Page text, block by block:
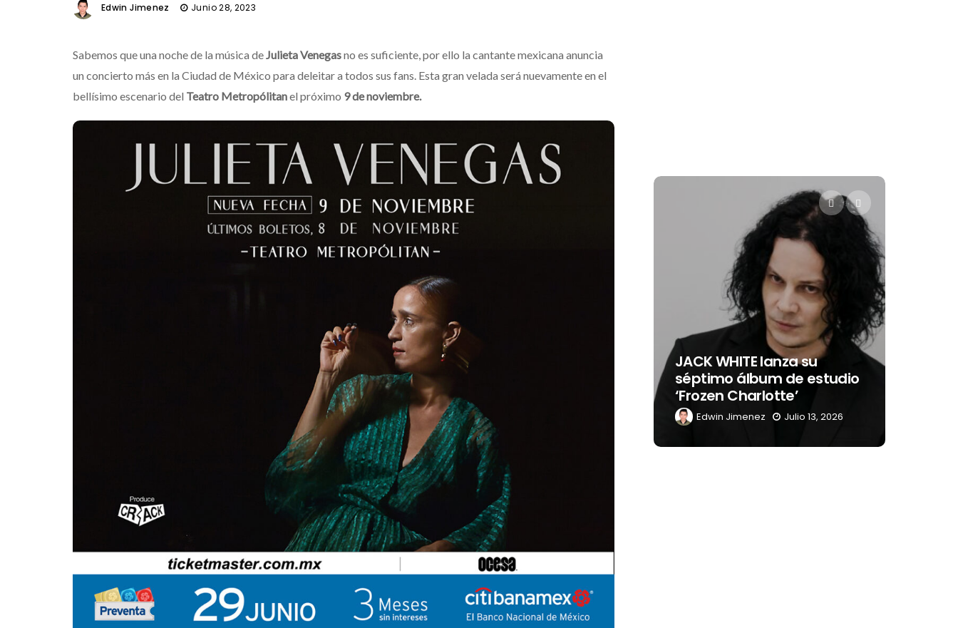
Edwin Jimenez Junio 28, 2023
Sabemos que una noche de la música de Julieta Venegasno es suficiente, por ello la cantante mexicana anuncia
un concierto más en la Ciudad de México para deleitar a todos sus fans. Esta gran velada será nuevamente en el
bellísimo escenario del Teatro Metropólitanel próximo 9 de noviembre.
Destino Dos Equis 2026: La
gran celebración sonora
que transformará las
noches de Boca del Río y
Mérida
Edwin Jimenez Julio 13, 2026
séptimo álbum de estudio
Levi’s® presenta a Belinda
como su nueva
embajadora para
Latinoamérica
Edwin Jimenez